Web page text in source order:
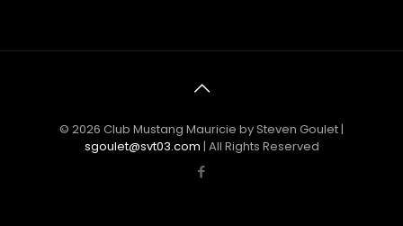
© 2026 Club Mustang Mauricie by Steven Goulet |
sgoulet@svt03.com | All Rights Reserved